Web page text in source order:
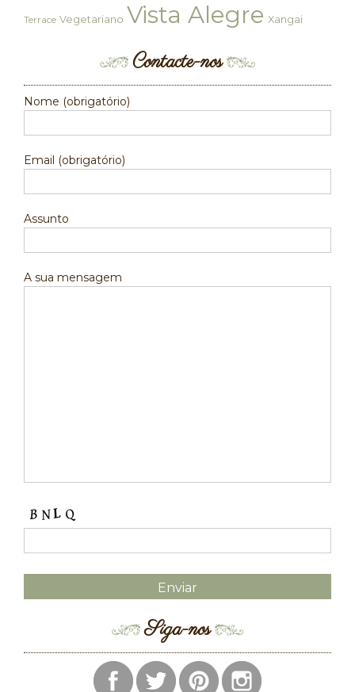
Terrace Vegetariano Vista Alegre Xangai
Contacte-nos
Nome (obrigatório)
Email (obrigatório)
Assunto
A sua mensagem
Siga-nos